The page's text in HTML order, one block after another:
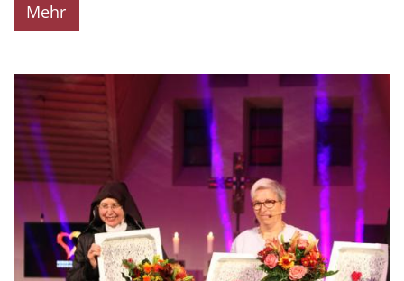
Mehr